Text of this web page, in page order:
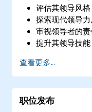
评估其领导风格
探索现代领导
审视领导者的
提升其领导技能
查看更多...
职位发布